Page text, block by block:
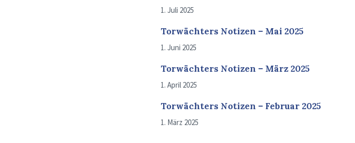
1. Juli 2025
Torwächters Notizen – Mai 2025
1. Juni 2025
Torwächters Notizen – März 2025
1. April 2025
Torwächters Notizen – Februar 2025
1. März 2025